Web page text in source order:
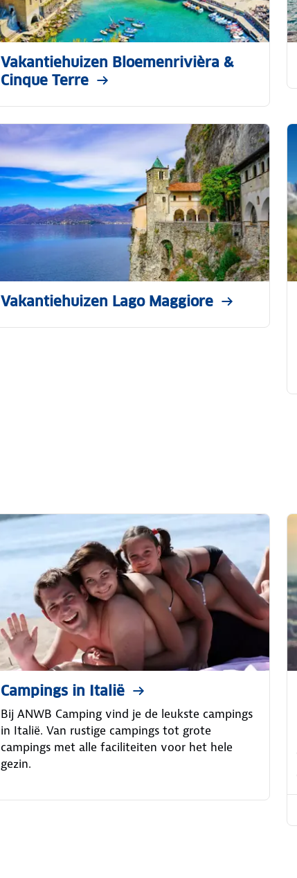
Vakantiehuizen Bloemenrivièra &
Cinque Terre
Vakantiehuizen Lago Maggiore
Campings in Italië
Bij ANWB Camping vind je de leukste campings
in Italië. Van rustige campings tot grote
campings met alle faciliteiten voor het hele
gezin.